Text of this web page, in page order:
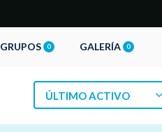
GRUPOS 0 GALERÍA 0
ÚLTIMO ACTIVO